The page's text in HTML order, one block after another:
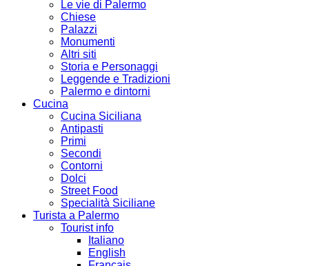
Le vie di Palermo
Chiese
Palazzi
Monumenti
Altri siti
Storia e Personaggi
Leggende e Tradizioni
Palermo e dintorni
Cucina
Cucina Siciliana
Antipasti
Primi
Secondi
Contorni
Dolci
Street Food
Specialità Siciliane
Turista a Palermo
Tourist info
Italiano
English